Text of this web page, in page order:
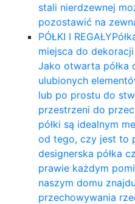
stali nierdzewnej
pozostawić na
PÓŁKI I REGAŁY
miejsca do
Jako otwarta półka
ulubionych
lub po prostu do
przestrzeni do
półki są idealnym
od tego, czy jest to
designerska półka
prawie każdym
naszym domu
przechowywania